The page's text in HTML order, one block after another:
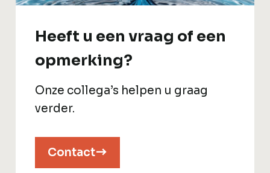
Heeft u een vraag of een
opmerking?
Onze collega’s helpen u graag
verder.
Contact